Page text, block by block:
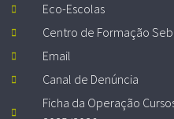
Eco-Escolas
Centro de Formação
Email
Canal de Denúncia
Ficha da Operação